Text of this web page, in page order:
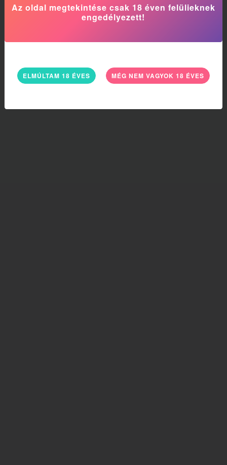
Az oldal megtekintése csak 18 éven felülieknek
engedélyezett!
ELMÚLTAM 18 ÉVES MÉG NEM VAGYOK 18 ÉVES